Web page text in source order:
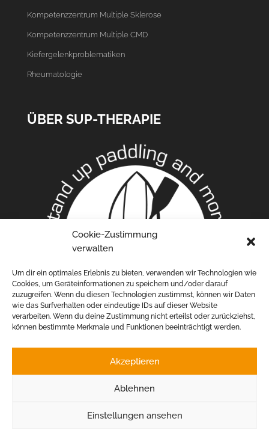
Cookie-Zustimmung
verwalten
Um dir ein optimales Erlebnis zu bieten, verwenden wir Technologien wie
Cookies, um Geräteinformationen zu speichern und/oder darauf
zuzugreifen. Wenn du diesen Technologien zustimmst, können wir Daten
wie das Surfverhalten oder eindeutige IDs auf dieser Website
verarbeiten. Wenn du deine Zustimmung nicht erteilst oder zurückziehst,
können bestimmte Merkmale und Funktionen beeinträchtigt werden.
Akzeptieren
Ablehnen
Einstellungen ansehen
Kompetenzzentrum Multiple Sklerose
Kompetenzzentrum Multiple CMD
Kiefergelenkproblematiken
Rheumatologie
ÜBER SUP-THERAPIE
RECHTLICHES